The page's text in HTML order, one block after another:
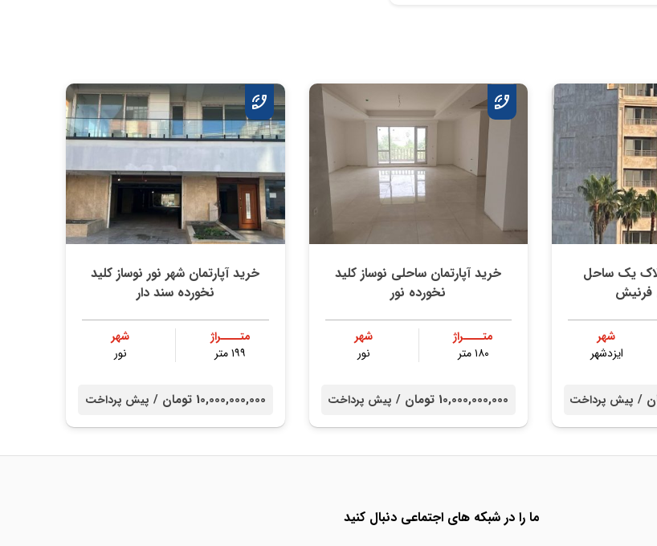
یک ساحل
فرنیش
شهر
ایزدشهر
پیش پرداخت
خرید آپارتمان ساحلی نوساز کلید
نخورده نور
متــــراژ
۱۸۰ متر
شهر
نور
10,000,000,000 تومان / پیش پرداخت
خرید آپارتمان شهر نور نوساز کلید
نخورده سند دار
متــــراژ
۱۹۹ متر
شهر
نور
10,000,000,000 تومان / پیش پرداخت
ما را در شبکه های اجتماعی دنبال کنید